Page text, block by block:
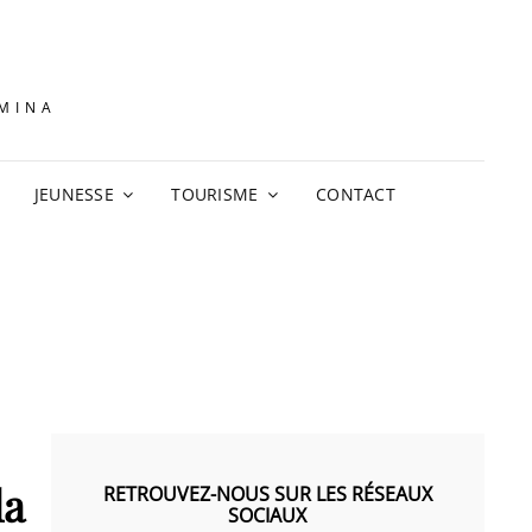
JEUNESSE TOURISME CONTACT
RETROUVEZ-NOUS SUR LES RÉSEAUX
SOCIAUX